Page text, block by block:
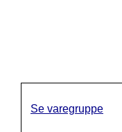
Se varegruppe